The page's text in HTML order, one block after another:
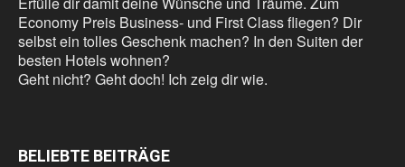
Economy Preis Business- und First Class fliegen? Dir
selbst ein tolles Geschenk machen? In den Suiten der
besten Hotels wohnen?
Geht nicht? Geht doch! Ich zeig dir wie.
BELIEBTE BEITRÄGE